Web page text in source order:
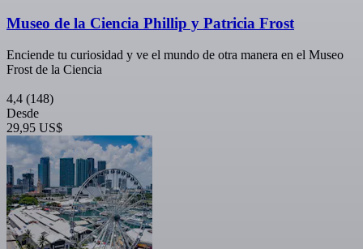
Museo de la Ciencia Phillip y Patricia Frost
Enciende tu curiosidad y ve el mundo de otra manera en el Museo
Frost de la Ciencia
4,4 (148)
Desde
29,95 US$